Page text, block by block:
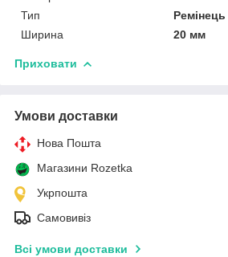
Тип
Ремінець
Ширина
20 мм
Приховати
Умови доставки
Нова Пошта
Магазини Rozetka
Укрпошта
Самовивіз
Всі умови доставки